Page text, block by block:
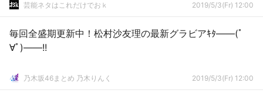
芸能ネタはこれだけでおｋ 2019/5/3(Fr) 12:00
毎回全盛期更新中！松村沙友理の最新グラビアｷﾀ――(ﾟ
∀ﾟ)――!!
乃木坂46まとめ 乃木りんく 2019/5/3(Fr) 12:00